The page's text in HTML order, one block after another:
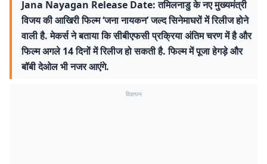
Jana Nayagan Release Date: तमिलनाडु के नए मुख्यमंत्री
विजय की आखिरी फिल्म ‘जना नायकन’ जल्द सिनेमाघरों में रिलीज होने
वाली है. मेकर्स ने बताया कि सीबीएफसी प्रक्रिया अंतिम चरण में है और
फिल्म अगले 14 दिनों में रिलीज हो सकती है. फिल्म में पूजा हेगड़े और
बॉबी देओल भी नजर आएंगे.
विज्ञापन